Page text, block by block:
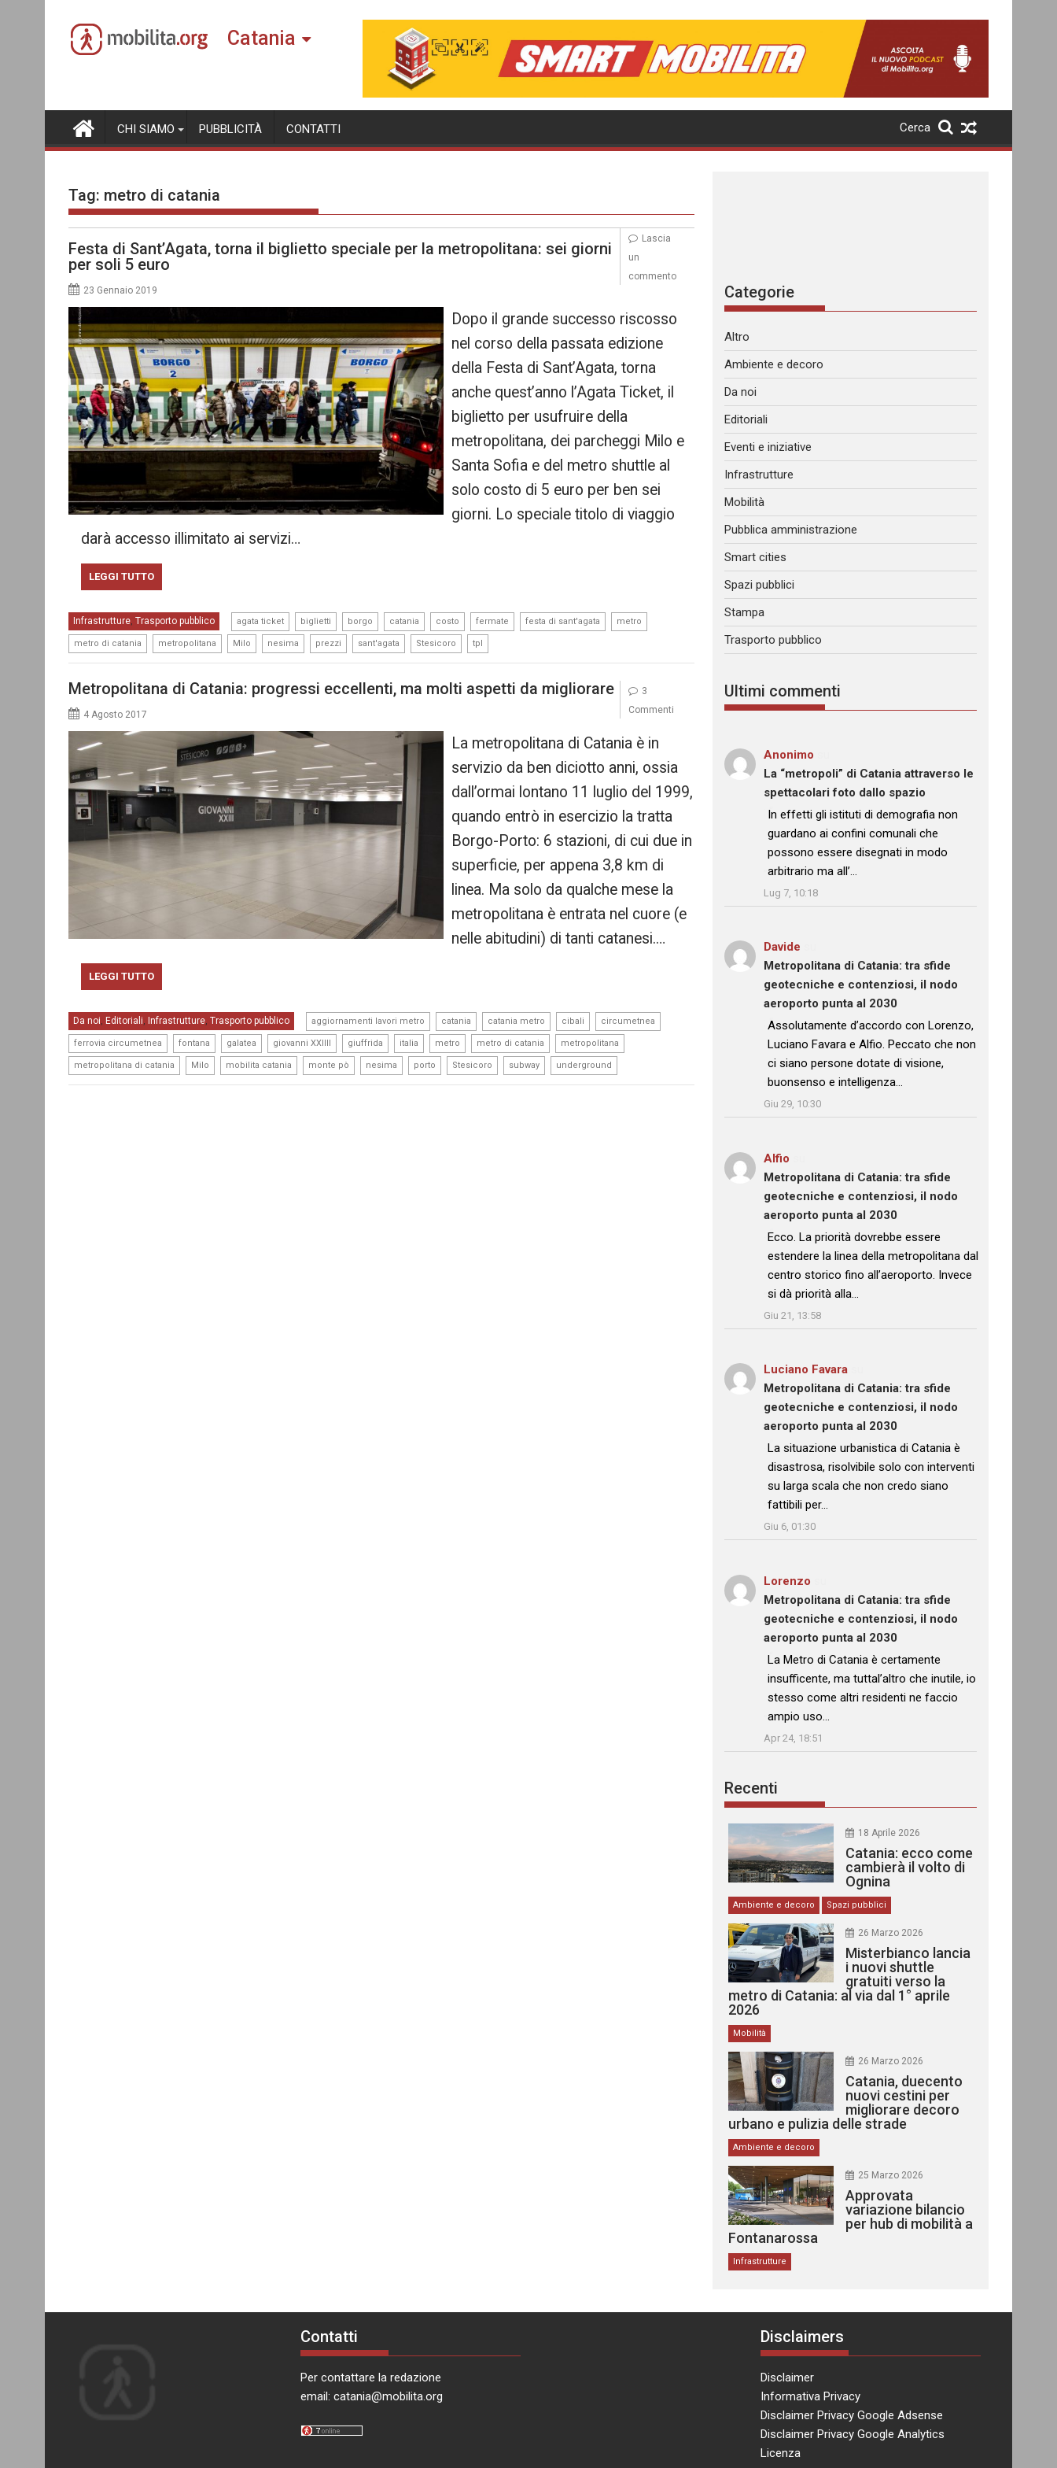
content
Catania
CHI SIAMO PUBBLICITÀ CONTATTI Cerca
Tag: metro di catania
Festa di Sant’Agata, torna il biglietto speciale per la metropolitana: sei giorni
per soli 5 euro
23 Gennaio 2019
Dopo il grande successo riscosso
nel corso della passata edizione
della Festa di Sant’Agata, torna
anche quest’anno l’Agata Ticket, il
biglietto per usufruire della
metropolitana, dei parcheggi Milo e
Santa Sofia e del metro shuttle al
solo costo di 5 euro per ben sei
giorni. Lo speciale titolo di viaggio
darà accesso illimitato ai servizi…
LEGGI TUTTO
Infrastrutture Trasporto pubblico agata ticket biglietti borgo catania costo fermate festa di sant'agata metro
metro di catania metropolitana Milo nesima prezzi sant'agata Stesicoro tpl
Lascia
un
commento
Metropolitana di Catania: progressi eccellenti, ma molti aspetti da migliorare
4 Agosto 2017
La metropolitana di Catania è in
servizio da ben diciotto anni, ossia
dall’ormai lontano 11 luglio del 1999,
quando entrò in esercizio la tratta
Borgo-Porto: 6 stazioni, di cui due in
superficie, per appena 3,8 km di
linea. Ma solo da qualche mese la
metropolitana è entrata nel cuore (e
nelle abitudini) di tanti catanesi.…
LEGGI TUTTO
Da noi, Editoriali, Infrastrutture, Trasporto pubblico aggiornamenti lavori metro catania catania metro cibali circumetnea
ferrovia circumetnea fontana galatea giovanni XXIIII giuffrida italia metro metro di catania metropolitana
metropolitana di catania Milo mobilita catania monte pò nesima porto Stesicoro subway underground
3
Commenti
Categorie
Altro
Ambiente e decoro
Da noi
Editoriali
Eventi e iniziative
Infrastrutture
Mobilità
Pubblica amministrazione
Smart cities
Spazi pubblici
Stampa
Trasporto pubblico
Ultimi commenti
Anonimo
La “metropoli” di Catania attraverso le
spettacolari foto dallo spazio
: “
In effetti gli istituti di demografia non
guardano ai confini comunali che
possono essere disegnati in modo
arbitrario ma all’…
Lug 7, 10:18
Davide
Metropolitana di Catania: tra sfide
geotecniche e contenziosi, il nodo
aeroporto punta al 2030
: “
Assolutamente d’accordo con Lorenzo,
Luciano Favara e Alfio. Peccato che non
ci siano persone dotate di visione,
buonsenso e intelligenza…
Giu 29, 10:30
Alfio
Metropolitana di Catania: tra sfide
geotecniche e contenziosi, il nodo
aeroporto punta al 2030
: “
Ecco. La priorità dovrebbe essere
estendere la linea della metropolitana dal
centro storico fino all’aeroporto. Invece
si dà priorità alla…
Giu 21, 13:58
Luciano Favara
Metropolitana di Catania: tra sfide
geotecniche e contenziosi, il nodo
aeroporto punta al 2030
: “La situazione urbanistica di Catania è
disastrosa, risolvibile solo con interventi
su larga scala che non credo siano
fattibili per…
Giu 6, 01:30
Lorenzo
Metropolitana di Catania: tra sfide
geotecniche e contenziosi, il nodo
aeroporto punta al 2030
: “La Metro di Catania è certamente
insufficente, ma tuttal’altro che inutile, io
stesso come altri residenti ne faccio
ampio uso…
Apr 24, 18:51
Recenti
18 Aprile 2026
Catania: ecco come
cambierà il volto di
Ognina
Ambiente e decoro Spazi pubblici
26 Marzo 2026
Misterbianco lancia
i nuovi shuttle
gratuiti verso la
metro di Catania: al via dal 1° aprile
2026
Mobilità
26 Marzo 2026
Catania, duecento
nuovi cestini per
migliorare decoro
urbano e pulizia delle strade
Ambiente e decoro
25 Marzo 2026
Approvata
variazione bilancio
per hub di mobilità a
Fontanarossa
Infrastrutture
Contatti
Per contattare la redazione
email: catania@mobilita.org
Disclaimers
Disclaimer
Informativa Privacy
Disclaimer Privacy Google Adsense
Disclaimer Privacy Google Analytics
Licenza